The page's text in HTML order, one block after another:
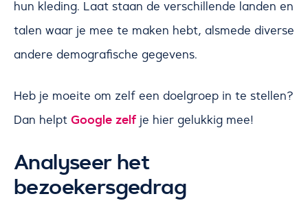
hun kleding. Laat staan de verschillende landen en
talen waar je mee te maken hebt, alsmede diverse
andere demografische gegevens.
Heb je moeite om zelf een doelgroep in te stellen?
Dan helpt Google zelf je hier gelukkig mee!
Analyseer het
bezoekersgedrag